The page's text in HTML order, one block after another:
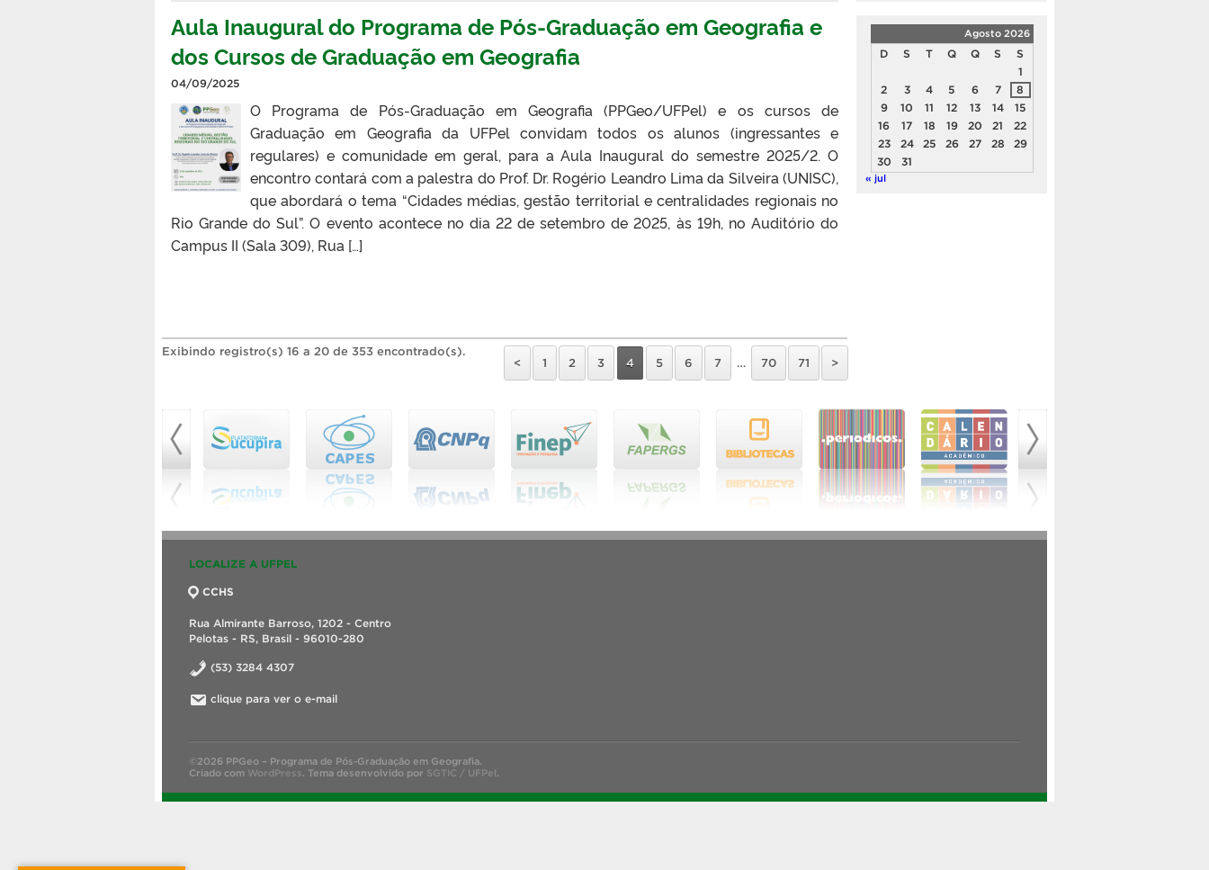
Aula Inaugural do Programa de Pós-Graduação em Geografia e
dos Cursos de Graduação em Geografia
04/09/2025
O Programa de Pós-Graduação em Geografia (PPGeo/UFPel) e os cursos de
Graduação em Geografia da UFPel convidam todos os alunos (ingressantes e
regulares) e comunidade em geral, para a Aula Inaugural do semestre 2025/2. O
encontro contará com a palestra do Prof. Dr. Rogério Leandro Lima da Silveira (UNISC),
que abordará o tema “Cidades médias, gestão territorial e centralidades regionais no
Rio Grande do Sul”. O evento acontece no dia 22 de setembro de 2025, às 19h, no Auditório do
Campus II (Sala 309), Rua […]
Exibindo registro(s) 16 a 20 de 353 encontrado(s).
<
1 2 3 4 5 6 7 … 70 71 >
Agosto 2026
D S T Q Q S
S
1
2
3 4 5 6 7
8
9
10 11 12 13 14
15
16
17 18 19 20 21
22
23
24 25 26 27 28
29
30
31
« jul
LOCALIZE A UFPEL
CCHS
Rua Almirante Barroso, 1202 - Centro
Pelotas - RS, Brasil - 96010-280
(53) 3284 4307
clique para ver o e-mail
©2026 PPGeo – Programa de Pós-Graduação em Geografia.
Criado com WordPress. Tema desenvolvido por SGTIC / UFPel.